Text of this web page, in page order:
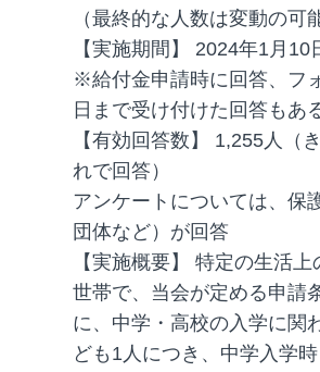
（最終的な人数は変動の可
【実施期間】 2024年1月
※給付金申請時に回答、フ
日まで受け付けた回答もあ
【有効回答数】 1,255人（
れで回答）
アンケートについては、保
団体など）が回答
【実施概要】 特定の生活
世帯で、当会が定める申請
に、中学・高校の入学に関
ども1人につき、中学入学